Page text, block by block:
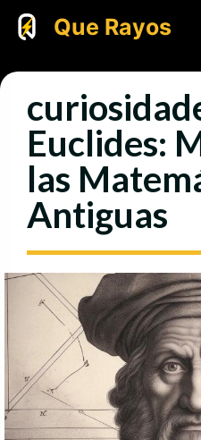
Saltar
Que Rayos
Euclides:
las
Antiguas